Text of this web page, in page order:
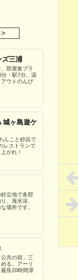
ズ三浦
部屋食プラ
・駅7分。温
ウトのんび
城ヶ島遊ケ
んこと砂浜で
レストランで
がれ！
立地で各部
、海水浴、
場所です。
共の宿」三
る。アーリ
長20時間滞